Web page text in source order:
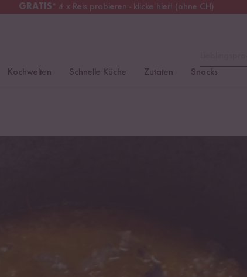
GRATIS* 4 x Reis probieren - klicke hier! (ohne CH)
Kostenloser Versand
Kochwelten Schnelle Küche Zutaten Snacks